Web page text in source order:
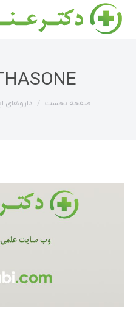
مکان شما:
صفحه نخست داروهاي